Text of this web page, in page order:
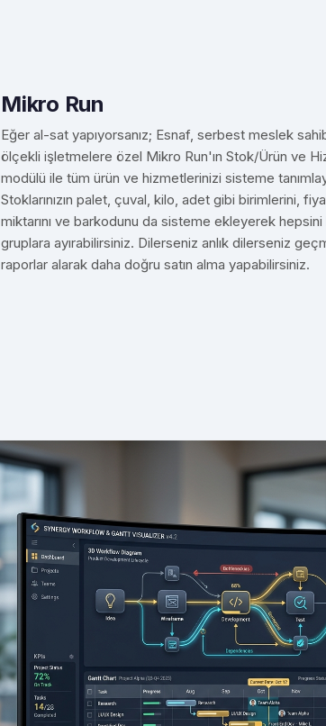
Mikro Run
Eğer al-sat yapıyorsanız; Esnaf, serbest meslek
ölçekli işletmelere özel Mikro Run'ın Stok/Ürün ve
modülü ile tüm ürün ve hizmetlerinizi sisteme
Stoklarınızın palet, çuval, kilo, adet gibi birimlerini,
miktarını ve barkodunu da sisteme ekleyerek
gruplara ayırabilirsiniz. Dilerseniz anlık dilerseniz
raporlar alarak daha doğru satın alma yapabilirsiniz.